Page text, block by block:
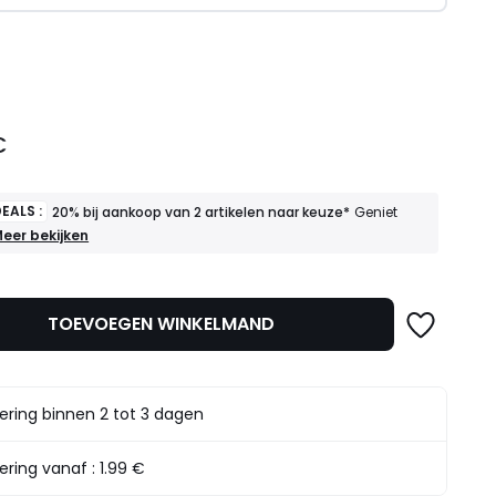
: 20% bij aankoop van 2 artikelen naar keuze* Geniet
aankoop
naar
ervan
bekijken
TOEVOEGEN WINKELMAND
binnen 2 tot 3 dagen
vanaf :1.99 €